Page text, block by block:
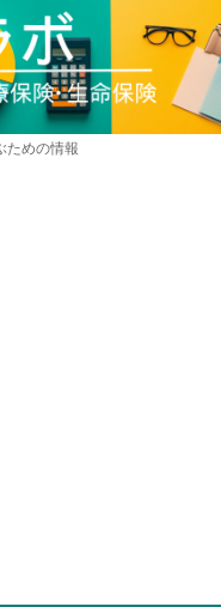
ための情報